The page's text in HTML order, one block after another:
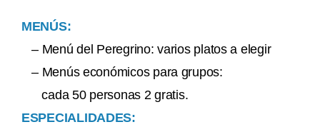
MENÚS:
– Menú del Peregrino: varios platos a elegir
– Menús económicos para grupos:
cada 50 personas 2 gratis.
ESPECIALIDADES: